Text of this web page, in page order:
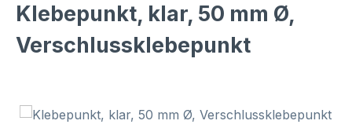
Klebepunkt, klar, 50 mm Ø,
Verschlussklebepunkt
Bildergalerie überspringen